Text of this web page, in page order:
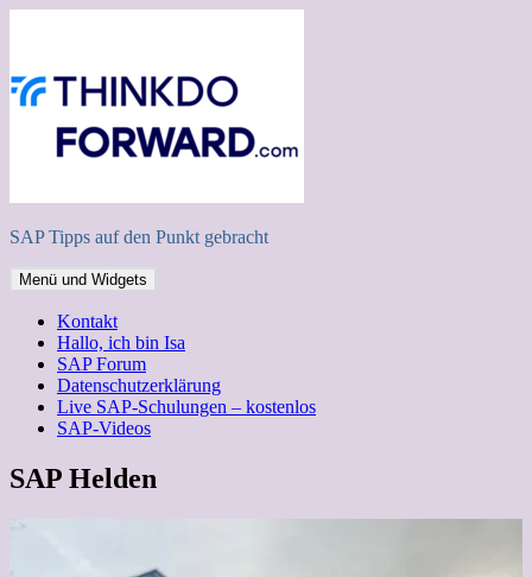
SAP Tipps auf den Punkt gebracht
Menü und Widgets
Kontakt
Hallo, ich bin Isa
SAP Forum
Datenschutzerklärung
Live SAP-Schulungen – kostenlos
SAP-Videos
SAP Helden